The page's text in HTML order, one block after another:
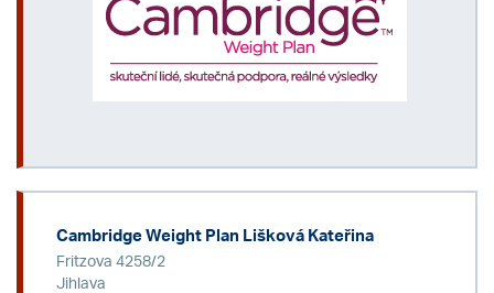
Cambridge Weight Plan Lišková Kateřina
Fritzova 4258/2
Jihlava